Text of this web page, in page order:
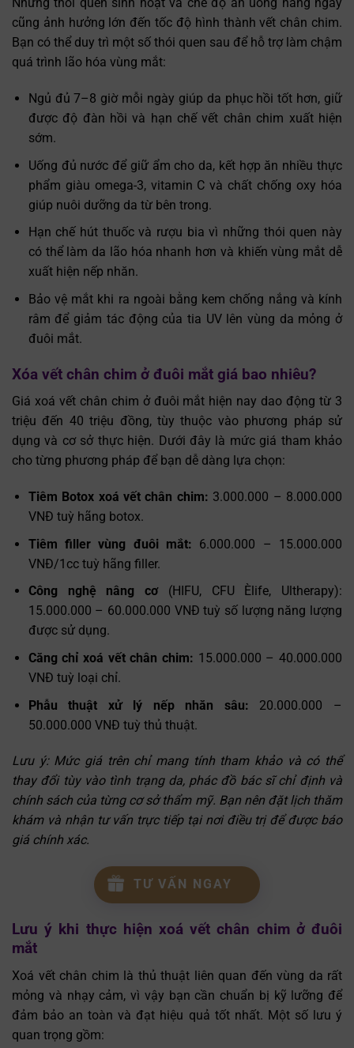
Những thói quen sinh hoạt và chế độ ăn uống hằng ngày
cũng ảnh hưởng lớn đến tốc độ hình thành vết chân chim.
Bạn có thể duy trì một số thói quen sau để hỗ trợ làm chậm
quá trình lão hóa vùng mắt:
Ngủ đủ 7–8 giờ mỗi ngày giúp da phục hồi tốt hơn, giữ
được độ đàn hồi và hạn chế vết chân chim xuất hiện
sớm.
Uống đủ nước để giữ ẩm cho da, kết hợp ăn nhiều thực
phẩm giàu omega-3, vitamin C và chất chống oxy hóa
giúp nuôi dưỡng da từ bên trong.
Hạn chế hút thuốc và rượu bia vì những thói quen này
có thể làm da lão hóa nhanh hơn và khiến vùng mắt dễ
xuất hiện nếp nhăn.
Bảo vệ mắt khi ra ngoài bằng kem chống nắng và kính
râm để giảm tác động của tia UV lên vùng da mỏng ở
đuôi mắt.
Xóa vết chân chim ở đuôi mắt giá bao nhiêu?
Giá xoá vết chân chim ở đuôi mắt hiện nay dao động từ 3
triệu đến 40 triệu đồng, tùy thuộc vào phương pháp sử
dụng và cơ sở thực hiện. Dưới đây là mức giá tham khảo
cho từng phương pháp để bạn dễ dàng lựa chọn:
Tiêm Botox xoá vết chân chim: 3.000.000 – 8.000.000
VNĐ tuỳ hãng botox.
Tiêm filler vùng đuôi mắt: 6.000.000 – 15.000.000
VNĐ/1cc tuỳ hãng filler.
Công nghệ nâng cơ (HIFU, CFU Èlife, Ultherapy):
15.000.000 – 60.000.000 VNĐ tuỳ số lượng năng lượng
được sử dụng.
Căng chỉ xoá vết chân chim: 15.000.000 – 40.000.000
VNĐ tuỳ loại chỉ.
Phẫu thuật xử lý nếp nhăn sâu: 20.000.000 –
50.000.000 VNĐ tuỳ thủ thuật.
Lưu ý: Mức giá trên chỉ mang tính tham khảo và có thể
thay đổi tùy vào tình trạng da, phác đồ bác sĩ chỉ định và
chính sách của từng cơ sở thẩm mỹ. Bạn nên đặt lịch thăm
khám và nhận tư vấn trực tiếp tại nơi điều trị để được báo
giá chính xác.
TƯ VẤN NGAY
Lưu ý khi thực hiện xoá vết chân chim ở đuôi
mắt
Xoá vết chân chim là thủ thuật liên quan đến vùng da rất
mỏng và nhạy cảm, vì vậy bạn cần chuẩn bị kỹ lưỡng để
đảm bảo an toàn và đạt hiệu quả tốt nhất. Một số lưu ý
quan trọng gồm: